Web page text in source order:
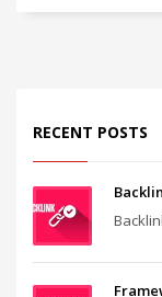
RECENT POSTS